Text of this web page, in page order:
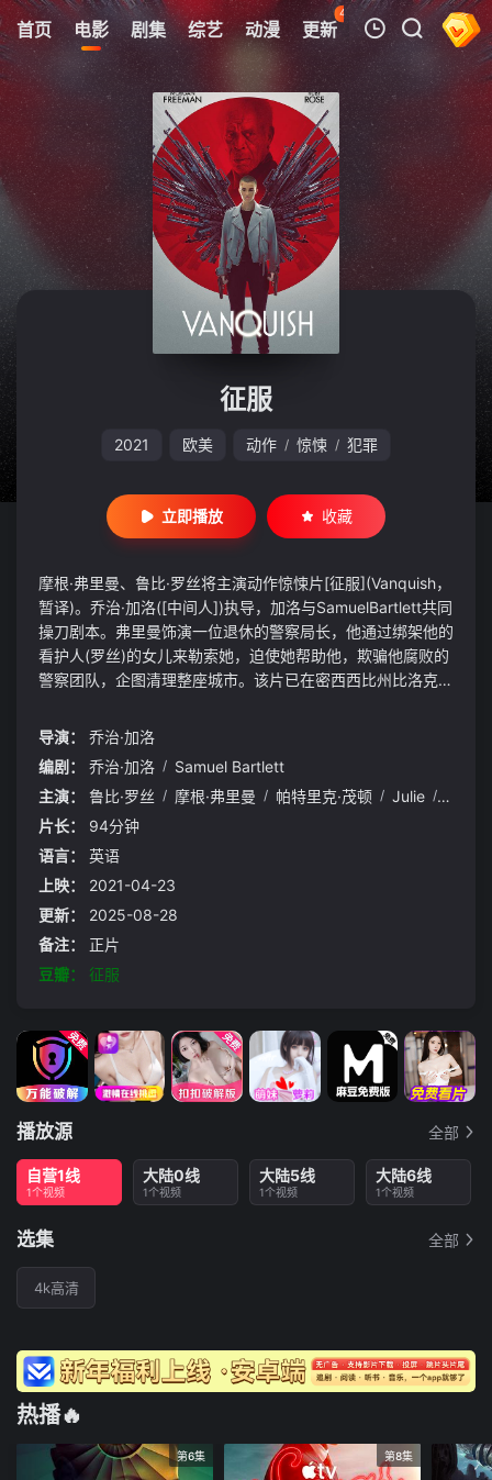
首页 电影 剧集 综艺 动漫 更新
43
热榜 APP
我的观影记录
暂无观看影片的记录
征服
2021 欧美 动作 / 惊悚 / 犯罪
立即播放 收藏
摩根·弗里曼、鲁比·罗丝将主演动作惊悚片[征服](Vanquish，
暂译)。乔治·加洛([中间人])执导，加洛与SamuelBartlett共同
操刀剧本。弗里曼饰演一位退休的警察局长，他通过绑架他的
看护人(罗丝)的女儿来勒索她，迫使她帮助他，欺骗他腐败的
警察团队，企图清理整座城市。该片已在密西西比州比洛克西
导演：
乔治·加洛
编剧：
乔治·加洛 / Samuel Bartlett
主演：
鲁比·罗丝 / 摩根·弗里曼 / 帕特里克·茂顿 / Julie / Lott
片长：
94分钟
语言：
英语
上映：
2021-04-23
更新：
2025-08-28
备注：
正片
豆瓣：
征服
播放源 全部
自营1线
1个视频
大陆0线
1个视频
大陆5线
1个视频
大陆6线
1个视频
选集 全部
4k高清
热播🔥
第6集 第8集